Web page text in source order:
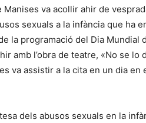
Manises va acollir ahir de
sexuals a la infància que ha
la programació del Dia Mundial
amb l’obra de teatre, «No se lo
va assistir a la cita en un dia en
dels abusos sexuals en la